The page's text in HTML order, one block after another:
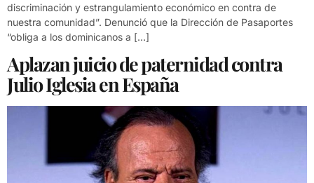
discriminación y estrangulamiento económico en contra de
nuestra comunidad”. Denunció que la Dirección de Pasaportes
“obliga a los dominicanos a […]
Aplazan juicio de paternidad contra
Julio Iglesia en España